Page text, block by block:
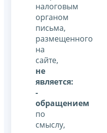
налоговым
органом
письма,
размещенного
на
сайте,
не
является:
-
обращением
по
смыслу,